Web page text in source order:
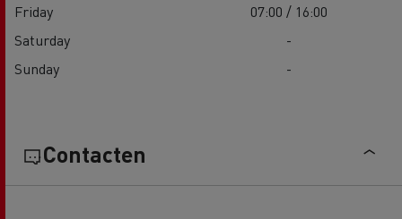
Friday
07:00 / 16:00
Saturday
-
Sunday
-
Contacten